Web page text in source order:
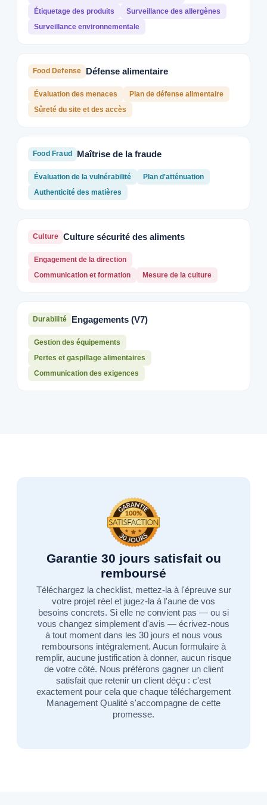
Étiquetage des produits
Surveillance des allergènes
Surveillance environnementale
Food Defense Défense alimentaire
Évaluation des menaces
Plan de défense alimentaire
Sûreté du site et des accès
Food Fraud Maîtrise de la fraude
Évaluation de la vulnérabilité
Plan d'atténuation
Authenticité des matières
Culture Culture sécurité des aliments
Engagement de la direction
Communication et formation
Mesure de la culture
Durabilité Engagements (V7)
Gestion des équipements
Pertes et gaspillage alimentaires
Communication des exigences
Garantie 30 jours satisfait ou
remboursé
Téléchargez la checklist, mettez-la à l'épreuve sur
votre projet réel et jugez-la à l'aune de vos
besoins concrets. Si elle ne convient pas — ou si
vous changez simplement d'avis — écrivez-nous
à tout moment dans les 30 jours et nous vous
remboursons intégralement. Aucun formulaire à
remplir, aucune justification à donner, aucun risque
de votre côté. Nous préférons gagner un client
satisfait que retenir un client déçu : c'est
exactement pour cela que chaque téléchargement
Management Qualité s'accompagne de cette
promesse.